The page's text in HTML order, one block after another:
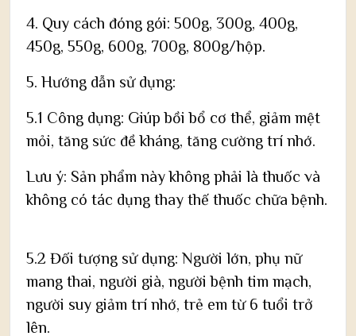
4. Quy cách đóng gói: 500g, 300g, 400g,
450g, 550g, 600g, 700g, 800g/hộp.
5. Hướng dẫn sử dụng:
5.1 Công dụng: Giúp bồi bổ cơ thể, giảm mệt
mỏi, tăng sức đề kháng, tăng cường trí nhớ.
Lưu ý: Sản phẩm này không phải là thuốc và
không có tác dụng thay thế thuốc chữa bệnh.
5.2 Đối tượng sử dụng: Người lớn, phụ nữ
mang thai, người già, người bệnh tim mạch,
người suy giảm trí nhớ, trẻ em từ 6 tuổi trở
lên.